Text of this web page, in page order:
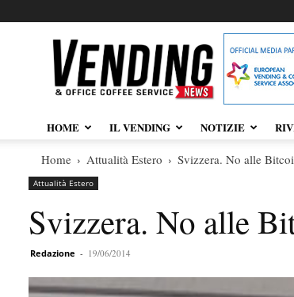
Vendingnews.it
HOME IL VENDING NOTIZIE
Home Attualità Estero Svizzera. No alle
Attualità Estero
Svizzera. No alle
Redazione - 19/06/2014